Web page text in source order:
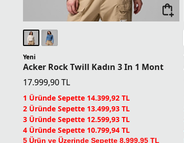
Yeni
Acker Rock Twill Kadın 3 In 1 Mont
17.999,90TL
1 Üründe Sepette 14.399,92 TL
2 Üründe Sepette 13.499,93 TL
3 Üründe Sepette 12.599,93 TL
4 Üründe Sepette 10.799,94 TL
5 Ürün ve Üzerinde Sepette 8.999,95 TL